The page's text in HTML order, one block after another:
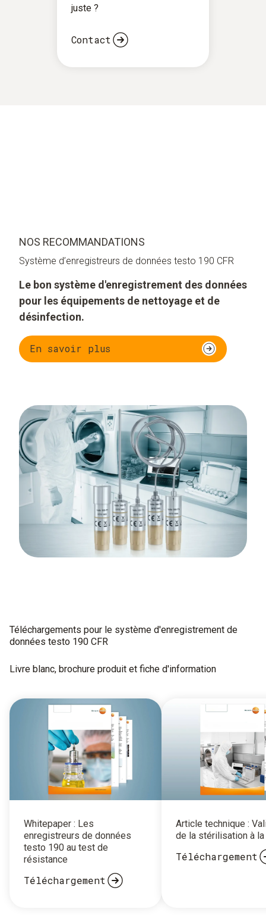
juste ?
Contact
NOS RECOMMANDATIONS
Système d’enregistreurs de données testo 190 CFR
Le bon système d'enregistrement des données
pour les équipements de nettoyage et de
désinfection.
En savoir plus
Téléchargements pour le système d'enregistrement de
données testo 190 CFR
Livre blanc, brochure produit et fiche d'information
Whitepaper : Les
enregistreurs de données
testo 190 au test de
résistance
Téléchargement
Article technique :
de la stérilisation à la
Téléchargement